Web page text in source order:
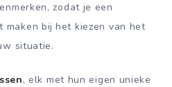
zodat je een
maken bij het kiezen van het
situatie.
, elk met hun eigen unieke